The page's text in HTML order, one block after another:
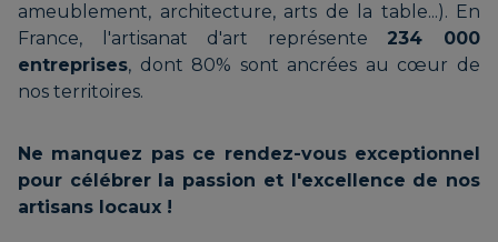
ameublement, architecture, arts de la table...). En
France, l'artisanat d'art représente 234 000
entreprises, dont 80% sont ancrées au cœur de
nos territoires.
Ne manquez pas ce rendez-vous exceptionnel
pour célébrer la passion et l'excellence de nos
artisans locaux !